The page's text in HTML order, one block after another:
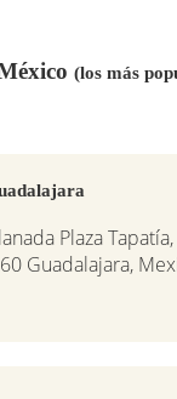
(los más
Plaza
Guadalajara,